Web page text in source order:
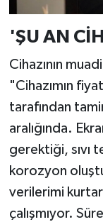
'ŞU AN
Cihazının
"Cihazımın
tarafından
aralığında.
gerektiği, sıvı
korozyon
verilerimi
çalışmıyor.